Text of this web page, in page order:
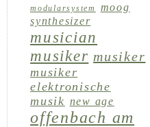
modularsystem
moog
synthesizer
musician
musiker musiker
musiker
elektronische
musik new age
offenbach am